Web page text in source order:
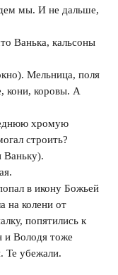
мы. И не дальше,
Ванька, кальсоны
Мельница, поля
кони, коровы. А
хромую
строить?
в икону Божьей
на колени от
попятились к
и Володя тоже
Те убежали.